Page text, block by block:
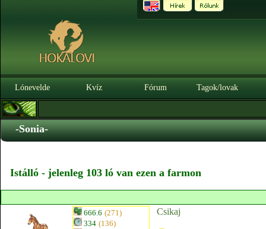
Lónevelde Kvíz Fórum Tagok/lovak
-Sonia-
Istálló - jelenleg 103 ló van ezen a farmon
666.6 (271)
334 (136)
Csikaj